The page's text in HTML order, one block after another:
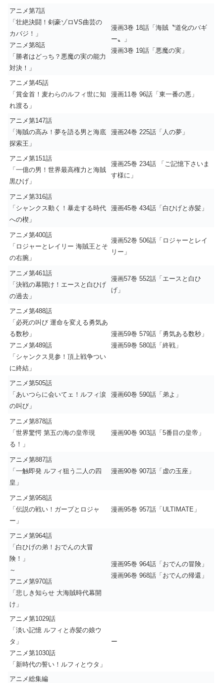
アニメ第7話
「壮絶決闘！剣豪ゾロVS曲芸の
カバジ！」
アニメ第8話
「勝者はどっち？悪魔の実の能力
対決！」
漫画3巻 18話「海賊〝道化のバギ
ー〟」
漫画3巻 19話「悪魔の実」
アニメ第45話
「賞金首！麦わらのルフィ世に知
れ渡る」
漫画11巻 96話「東一番の悪」
アニメ第147話
「海賊の高み！夢を語る男と海底
探索王」
漫画24巻 225話「人の夢」
アニメ第151話
「一億の男！世界最高権力と海賊
黒ひげ」
漫画25巻 234話 「ご記憶下さいま
す様に」
アニメ第316話
「シャンクス動く！暴走する時代
への楔」
漫画45巻 434話「白ひげと赤髪」
アニメ第400話
「ロジャーとレイリー 海賊王とそ
の右腕」
漫画52巻 506話「ロジャーとレイ
リー」
アニメ第461話
「決戦の幕開け！エースと白ひげ
の過去」
漫画57巻 552話「エースと白ひ
げ」
アニメ第488話
「必死の叫び 運命を変える勇気あ
る数秒」
アニメ第489話
「シャンクス見参！頂上戦争つい
に終結」
漫画59巻 579話「勇気ある数秒」
漫画59巻 580話「終戦」
アニメ第505話
「あいつらに会いてェ！ルフィ涙
の叫び」
漫画60巻 590話「弟よ」
アニメ第878話
「世界驚愕 第五の海の皇帝現
る！」
漫画90巻 903話「5番目の皇帝」
アニメ第887話
「一触即発 ルフィ狙う二人の四
皇」
漫画90巻 907話「虚の玉座」
アニメ第958話
「伝説の戦い！ガープとロジャ
ー」
漫画95巻 957話「ULTIMATE」
アニメ第964話
「白ひげの弟！おでんの大冒
険！」
～
アニメ第970話
「悲しき知らせ 大海賊時代幕開
け」
漫画95巻 964話「おでんの冒険」
漫画96巻 968話「おでんの帰還」
アニメ第1029話
「淡い記憶 ルフィと赤髪の娘ウ
タ」
アニメ第1030話
「新時代の誓い！ルフィとウタ」
ー
アニメ総集編